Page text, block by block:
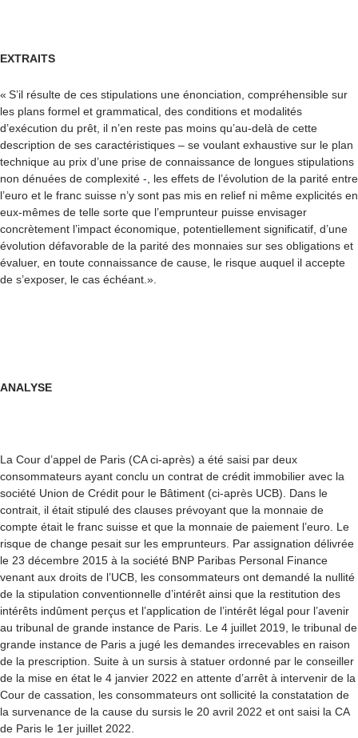
EXTRAITS
« S’il résulte de ces stipulations une énonciation, compréhensible sur
les plans formel et grammatical, des conditions et modalités
d’exécution du prêt, il n’en reste pas moins qu’au-delà de cette
description de ses caractéristiques – se voulant exhaustive sur le plan
technique au prix d’une prise de connaissance de longues stipulations
non dénuées de complexité -, les effets de l’évolution de la parité entre
l’euro et le franc suisse n’y sont pas mis en relief ni même explicités en
eux-mêmes de telle sorte que l’emprunteur puisse envisager
concrètement l’impact économique, potentiellement significatif, d’une
évolution défavorable de la parité des monnaies sur ses obligations et
évaluer, en toute connaissance de cause, le risque auquel il accepte
de s’exposer, le cas échéant.».
ANALYSE
La Cour d’appel de Paris (CA ci-après) a été saisi par deux
consommateurs ayant conclu un contrat de crédit immobilier avec la
société Union de Crédit pour le Bâtiment (ci-après UCB). Dans le
contrait, il était stipulé des clauses prévoyant que la monnaie de
compte était le franc suisse et que la monnaie de paiement l’euro. Le
risque de change pesait sur les emprunteurs. Par assignation délivrée
le 23 décembre 2015 à la société BNP Paribas Personal Finance
venant aux droits de l’UCB, les consommateurs ont demandé la nullité
de la stipulation conventionnelle d’intérêt ainsi que la restitution des
intérêts indûment perçus et l’application de l’intérêt légal pour l’avenir
au tribunal de grande instance de Paris. Le 4 juillet 2019, le tribunal de
grande instance de Paris a jugé les demandes irrecevables en raison
de la prescription. Suite à un sursis à statuer ordonné par le conseiller
de la mise en état le 4 janvier 2022 en attente d’arrêt à intervenir de la
Cour de cassation, les consommateurs ont sollicité la constatation de
la survenance de la cause du sursis le 20 avril 2022 et ont saisi la CA
de Paris le 1er juillet 2022.